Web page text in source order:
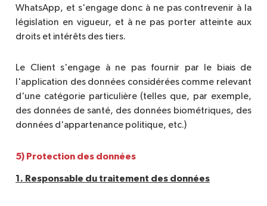
WhatsApp, et s'engage donc à ne pas contrevenir à la
législation en vigueur, et à ne pas porter atteinte aux
droits et intérêts des tiers.
Le Client s'engage à ne pas fournir par le biais de
l'application des données considérées comme relevant
d'une catégorie particulière (telles que, par exemple,
des données de santé, des données biométriques, des
données d'appartenance politique, etc.)
5) Protection des données
1. Responsable du traitement des données